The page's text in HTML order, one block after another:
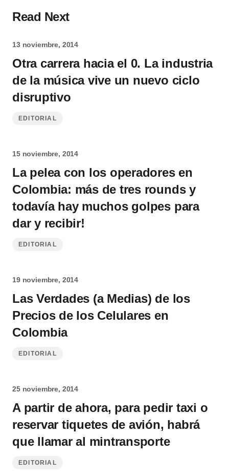
Read Next
13 noviembre, 2014
Otra carrera hacia el 0. La industria
de la música vive un nuevo ciclo
disruptivo
EDITORIAL
15 noviembre, 2014
La pelea con los operadores en
Colombia: más de tres rounds y
todavía hay muchos golpes para
dar y recibir!
EDITORIAL
19 noviembre, 2014
Las Verdades (a Medias) de los
Precios de los Celulares en
Colombia
EDITORIAL
25 noviembre, 2014
A partir de ahora, para pedir taxi o
reservar tiquetes de avión, habrá
que llamar al mintransporte
EDITORIAL